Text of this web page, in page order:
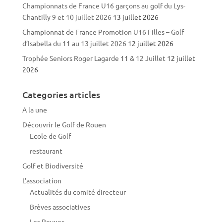
Championnats de France U16 garçons au golf du Lys-
Chantilly 9 et 10 juillet 2026 13 juillet 2026
Championnat de France Promotion U16 Filles – Golf
d’Isabella du 11 au 13 juillet 2026 12 juillet 2026
Trophée Seniors Roger Lagarde 11 & 12 Juillet 12 juillet
2026
Categories articles
A la une
Découvrir le Golf de Rouen
Ecole de Golf
restaurant
Golf et Biodiversité
L'association
Actualités du comité directeur
Brèves associatives